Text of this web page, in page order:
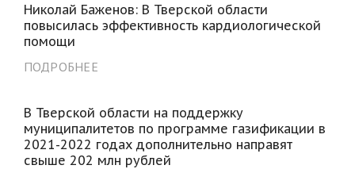
Николай Баженов: В Тверской области
повысилась эффективность кардиологической
помощи
ПОДРОБНЕЕ
В Тверской области на поддержку
муниципалитетов по программе газификации в
2021-2022 годах дополнительно направят
свыше 202 млн рублей